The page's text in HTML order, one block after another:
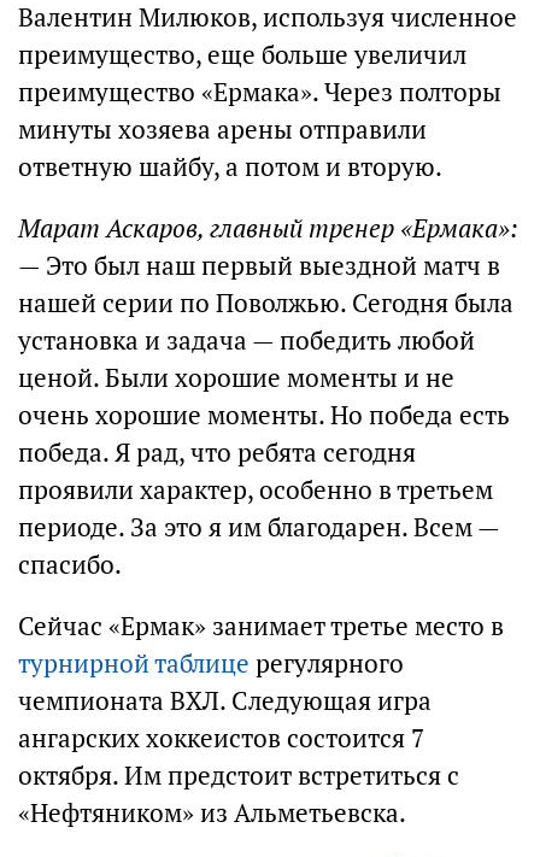
Валентин Милюков, используя численное
преимущество, еще больше увеличил
преимущество «Ермака». Через полторы
минуты хозяева арены отправили
ответную шайбу, а потом и вторую.
Марат Аскаров, главный тренер «Ермака»:
— Это был наш первый выездной матч в
нашей серии по Поволжью. Сегодня была
установка и задача — победить любой
ценой. Были хорошие моменты и не
очень хорошие моменты. Но победа есть
победа. Я рад, что ребята сегодня
проявили характер, особенно в третьем
периоде. За это я им благодарен. Всем —
спасибо.
Сейчас «Ермак» занимает третье место в
турнирной таблице регулярного
чемпионата ВХЛ. Следующая игра
ангарских хоккеистов состоится 7
октября. Им предстоит встретиться с
«Нефтяником» из Альметьевска.